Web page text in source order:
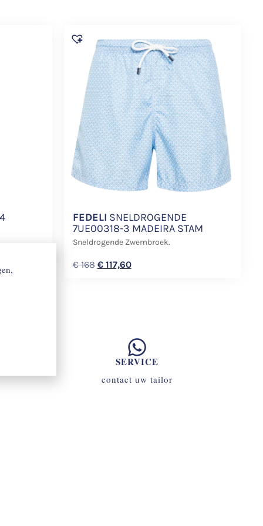
FEDELI SNELDROGENDE
7UE00318-3 MADEIRA STAM
Sneldrogende Zwembroek.
€168 €117,60
SERVICE
contact uw tailor